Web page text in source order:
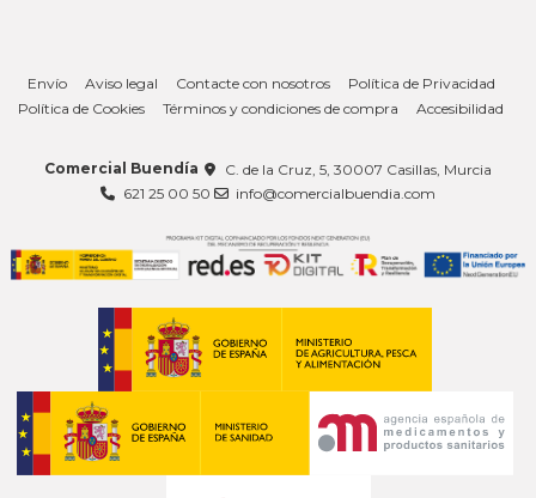
Envío Aviso legal Contacte con nosotros
Política de Privacidad
Política de Cookies
Términos y condiciones de compra Accesibilidad
Comercial Buendía
C. de la Cruz, 5, 30007 Casillas, Murcia
621 25 00 50
info@comercialbuendia.com